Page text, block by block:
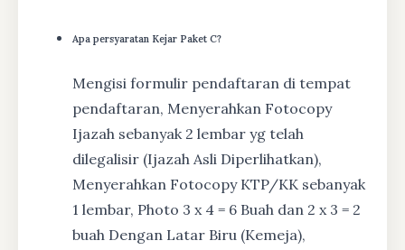
Apa persyaratan Kejar Paket C?
Mengisi formulir pendaftaran di tempat
pendaftaran, Menyerahkan Fotocopy
Ijazah sebanyak 2 lembar yg telah
dilegalisir (Ijazah Asli Diperlihatkan),
Menyerahkan Fotocopy KTP/KK sebanyak
1 lembar, Photo 3 x 4 = 6 Buah dan 2 x 3 = 2
buah Dengan Latar Biru (Kemeja),